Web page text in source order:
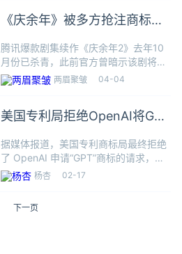
大国际分类，目前均处于
《庆余年》被多方抢注商标：
腾讯爆款剧集续作《庆余年2》去年10
月份已杀青，此前官方曾暗示该剧将于
2024年上线。据知情人士爆料，《庆余
年2》已经过审即将下证，预计5月份播
已被多家公司及自然人
两眉聚皱 04-04
美国专利局拒绝OpenAI将GPT
据媒体报道，美国专利商标局最终拒绝
了 OpenAI 申请“GPT”商标的请求，称
该术语“仅是对其所代表的技术的描
述”，过于笼统，可能会阻止竞争对手将
局的说法，GPT
杨杏 02-17
下一页